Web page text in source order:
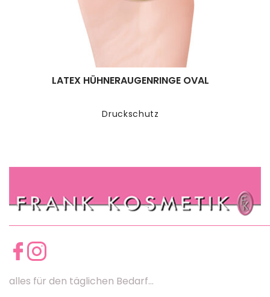
Druckschutz
LATEX HÜHNERAUGENRINGE OVAL
alles für den täglichen Bedarf...